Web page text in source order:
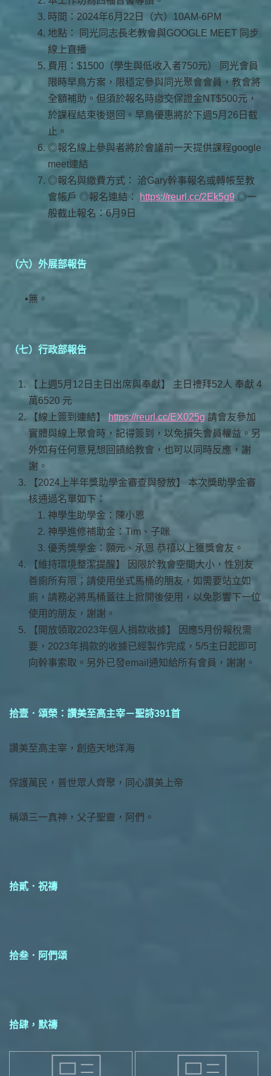
時間：2024年6月22日（六）10AM-6PM
地點： 同光同志長老教會與GOOGLE MEET 同步
線上直播
費用：$1500（學生與低收入者750元） 同光會員
限時早鳥方案，限穩定參與同光聚會會員，教會將
全額補助。但須於報名時繳交保證金NT$500元，
於課程結束後退回。早鳥優惠將於下週5月26日截
止。
◎報名線上參與者將於會議前一天提供課程google
meet連結
◎報名與繳費方式： 洽Gary幹事報名或轉帳至教
會帳戶 ◎報名連結：
https://reurl.cc/2Ek5g9 ◎一
般截止報名：6月9日
（六）外展部報告
無。
（七）行政部報告
【上週5月12日主日出席與奉獻】 主日禮拜52人 奉獻 4
萬6520 元
【線上簽到連結】
https://reurl.cc/EX025g 請會友參加
實體與線上聚會時，記得簽到，以免損失會員權益。另
外如有任何意見想回饋給教會，也可以同時反應，謝
謝。
【2024上半年獎助學金審查與發放】 本次獎助學金審
核通過名單如下：
神學生助學金：陳小恩
神學進修補助金：Tim、子咪
優秀獎學金：顥元、承恩 恭禧以上獲獎會友。
【維持環境整潔提醒】 因限於教會空間大小，性別友
善廁所有限；請使用坐式馬桶的朋友，如需要站立如
廁，請務必將馬桶蓋往上掀開後使用，以免影響下一位
使用的朋友，謝謝。
【開放領取2023年個人捐款收據】 因應5月份報稅需
要，2023年捐款的收據已經製作完成，5/5主日起即可
向幹事索取。另外已發email通知給所有會員，謝謝。
拾壹．頌榮：讚美至高主宰－聖詩391首
讚美至高主宰，創造天地洋海
保護萬民，普世眾人齊聚，同心讚美上帝
稱頌三一真神，父子聖靈，阿們。
拾貳．祝禱
拾叁．阿們頌
拾肆，默禱